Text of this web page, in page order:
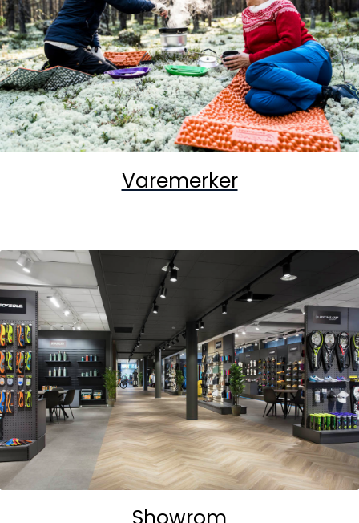
Varemerker